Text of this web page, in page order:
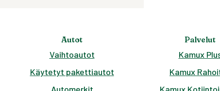
Autot
Vaihtoautot
Käytetyt pakettiautot
Palvelut
Kamux
Kamux